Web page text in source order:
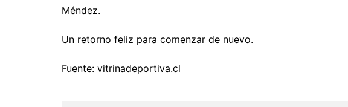
Méndez.
Un retorno feliz para comenzar de nuevo.
Fuente: vitrinadeportiva.cl